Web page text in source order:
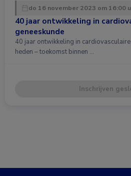
do 16 november 2023 om 16:00
40 jaar ontwikkeling in
geneeskunde
40 jaar ontwikkeling in
heden – toekomst binnen …
Inschrijven